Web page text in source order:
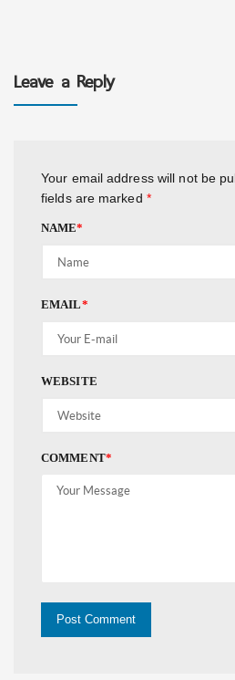
Leave a Reply
Your email address will not be
fields are marked *
NAME*
EMAIL*
WEBSITE
COMMENT*